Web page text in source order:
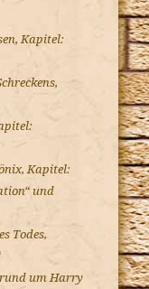
Kapitel:
Kapitel:
und
Todes,
rund um Harry